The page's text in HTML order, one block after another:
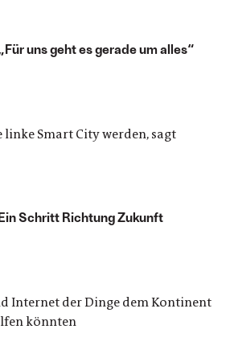
uns geht es gerade um alles“
Smart City werden, sagt
Schritt Richtung Zukunft
Internet der Dinge dem Kontinent
könnten